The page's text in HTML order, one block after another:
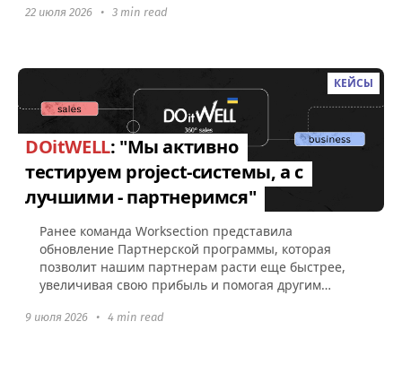
22 июля 2026 • 3 min read
КЕЙСЫ
DOitWELL: "Мы активно
тестируем project-системы, а с
лучшими - партнеримся"
Ранее команда Worksection представила
обновление Партнерской программы, которая
позволит нашим партнерам расти еще быстрее,
увеличивая свою прибыль и помогая другим
9 июля 2026 • 4 min read